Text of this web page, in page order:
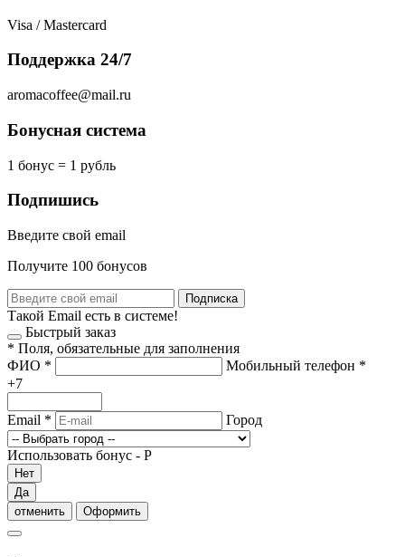
Visa / Mastercard
Поддержка 24/7
aromacoffee@mail.ru
Бонусная система
1 бонус = 1 рубль
Подпишись
Введите свой email
Получите 100 бонусов
Подписка
Такой Email есть в системе!
Быстрый заказ
* Поля, обязательные для заполнения
ФИО * Мобильный телефон *
+7
Email * Город
Использовать бонус - Р
Нет
Да
отменить
Оформить